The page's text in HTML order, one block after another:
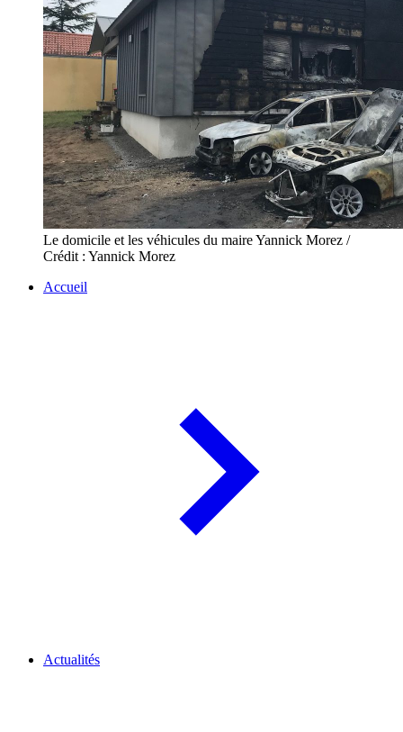
Le domicile et les véhicules du maire Yannick Morez /
Crédit : Yannick Morez
Accueil
Actualités